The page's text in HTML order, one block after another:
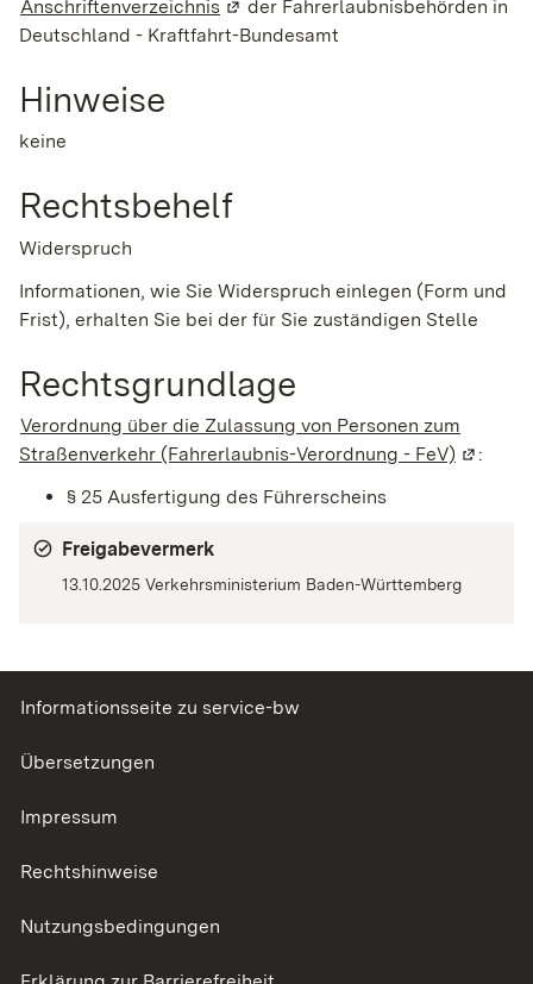
Anschriftenverzeichnis (Wird in einem neuen Fenster
der Fahrerlaubnisbehörden in
Deutschland - Kraftfahrt-Bundesamt
Hinweise
keine
Rechtsbehelf
Widerspruch
Informationen, wie Sie Widerspruch einlegen (Form und
Frist), erhalten Sie bei der für Sie zuständigen Stelle
Rechtsgrundlage
Verordnung über die Zulassung von Personen zum
Straßenverkehr (Fahrerlaubnis-Verordnung - FeV) (Wird
:
§ 25 Ausfertigung des Führerscheins
Freigabevermerk
13.10.2025 Verkehrsministerium Baden-Württemberg
Informationsseite zu service-bw
Übersetzungen
Impressum
Rechtshinweise
Nutzungsbedingungen